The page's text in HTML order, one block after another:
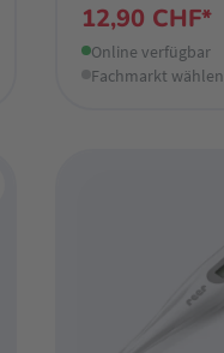
12,90 CHF*
Online verfügbar
Fachmarkt wählen